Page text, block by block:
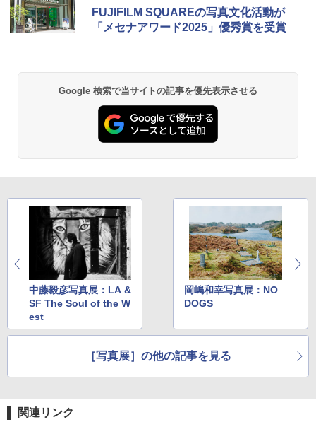
FUJIFILM SQUAREの写真文化活動が
「メセナアワード2025」優秀賞を受賞
Google 検索で当サイトの記事を優先表示させる
中藤毅彦写真展：LA &
SF The Soul of the W
est
岡嶋和幸写真展：NO
DOGS
［写真展］の他の記事を見る
関連リンク